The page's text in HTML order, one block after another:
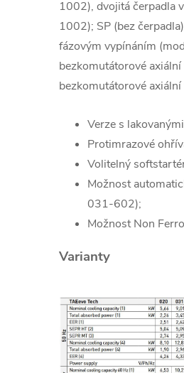
1002), dvojitá čerpadla
1002); SP (bez
fázovým vypínáním
bezkomutátorové
bezkomutátorové
Verze s
Protimrazové
Volitelný
Možnost
031-602);
Možnost Non
Varianty